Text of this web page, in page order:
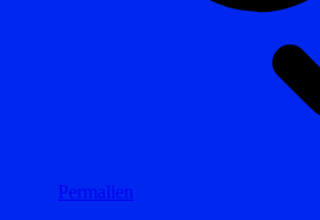
Permalien